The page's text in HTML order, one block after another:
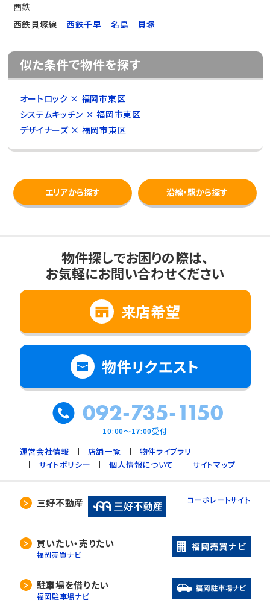
西鉄
西鉄貝塚線
西鉄千早 名島 貝塚
似た条件で物件を探す
オートロック × 福岡市東区
システムキッチン × 福岡市東区
デザイナーズ × 福岡市東区
エリアから探す 沿線・駅から探す
物件探しでお困りの際は、
お気軽にお問い合わせください
来店希望
物件リクエスト
092-735-1150
10:00～17:00受付
運営会社情報 店舗一覧
物件ライブラリ
サイトポリシー
個人情報について サイトマップ
三好不動産 コーポレートサイト
買いたい・売りたい
福岡売買ナビ
駐車場を借りたい
福岡駐車場ナビ